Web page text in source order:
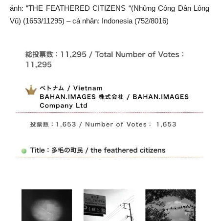
ảnh: “THE FEATHERED CITIZENS “(Những Công Dân Lông
Vũ) (1653/11295) – cá nhân: Indonesia (752/8016)